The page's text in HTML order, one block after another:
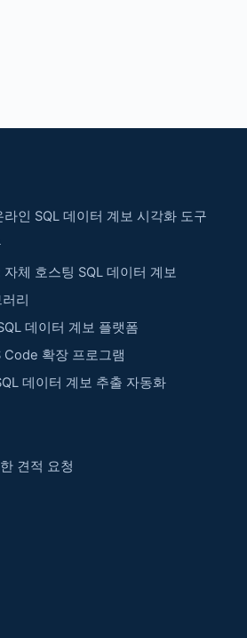
인 SQL 데이터 계보 시각화 도구
체 호스팅 SQL 데이터 계보
리
데이터 계보 플랫폼
확장 프로그램
데이터 계보 추출 자동화
견적 요청